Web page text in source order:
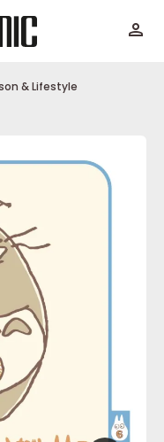
& Lifestyle